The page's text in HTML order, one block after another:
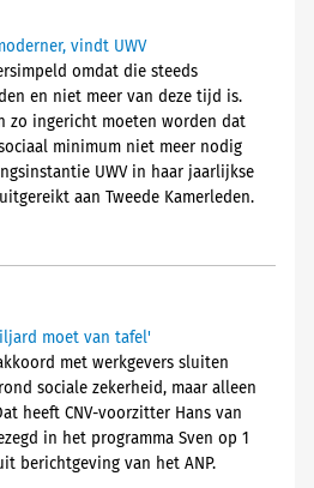
vindt UWV
omdat die steeds
en niet meer van deze tijd is.
zo ingericht moeten worden dat
minimum niet meer nodig
UWV in haar jaarlijkse
aan Tweede Kamerleden.
moet van tafel'
met werkgevers sluiten
sociale zekerheid, maar alleen
heeft CNV-voorzitter Hans van
in het programma Sven op 1
berichtgeving van het ANP.